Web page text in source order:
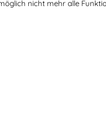
nicht mehr alle